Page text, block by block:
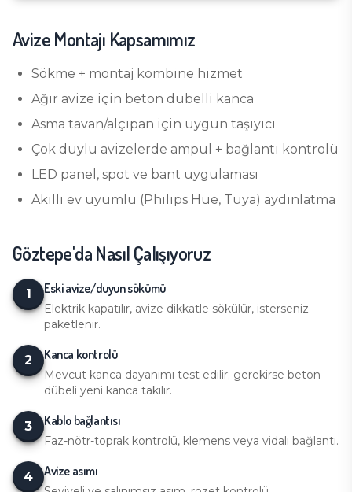
Avize Montajı Kapsamımız
Sökme + montaj kombine hizmet
Ağır avize için beton dübelli kanca
Asma tavan/alçıpan için uygun taşıyıcı
Çok duylu avizelerde ampul + bağlantı kontrolü
LED panel, spot ve bant uygulaması
Akıllı ev uyumlu (Philips Hue, Tuya) aydınlatma
Göztepe'da Nasıl Çalışıyoruz
1 Eski avize/duyun sökümü
Elektrik kapatılır, avize dikkatle sökülür, isterseniz
paketlenir.
2 Kanca kontrolü
Mevcut kanca dayanımı test edilir; gerekirse beton
dübeli yeni kanca takılır.
3 Kablo bağlantısı
Faz-nötr-toprak kontrolü, klemens veya vidalı bağlantı.
4 Avize asımı